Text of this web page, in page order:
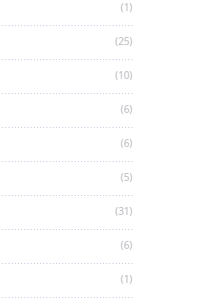
(1)
(25)
(10)
(6)
(6)
(5)
(31)
(6)
(1)